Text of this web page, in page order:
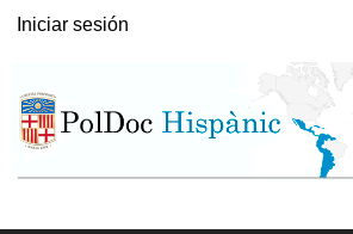
Pasar
principal
User
Iniciar sesión